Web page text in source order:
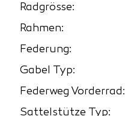
Radgrösse:
Rahmen:
Federung:
Gabel Typ:
Federweg Vorderrad:
Sattelstütze Typ: